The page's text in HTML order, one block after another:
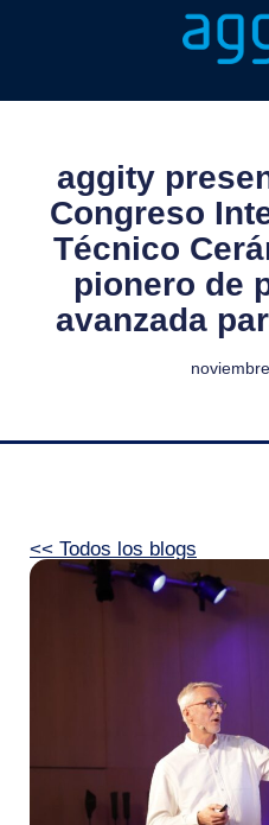
aggity
Congreso
Técnico
pionero de
avanzada
<< Todos los blogs